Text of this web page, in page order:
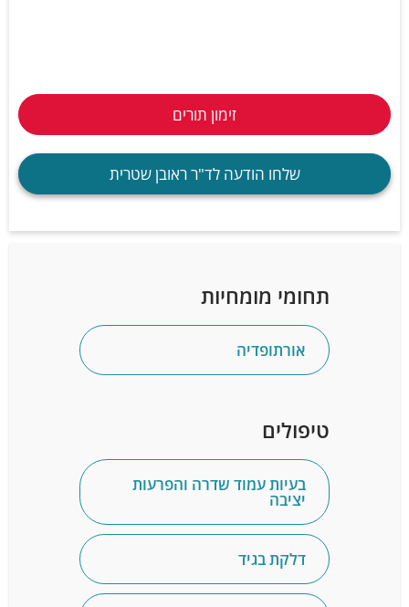
זימון תורים
שלחו הודעה לד"ר ראובן שטרית
תחומי מומחיות
אורתופדיה
טיפולים
בעיות עמוד שדרה והפרעות
יציבה
דלקת בגיד